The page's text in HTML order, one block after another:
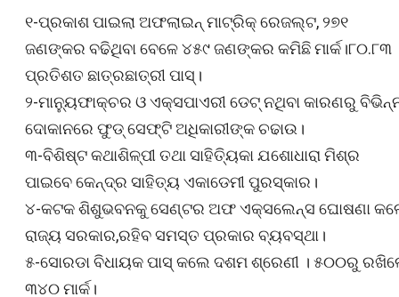
୧-ପ୍ରକାଶ ପାଇଲା ଅଫଲାଇନ୍ ମାଟ୍ରିକ୍ ରେଜଲ୍ଟ, ୨୭୧
ଜଣଙ୍କର ବଢିଥିବା ବେଳେ ୪୫୯ ଜଣଙ୍କର କମିଛି ମାର୍କ।୮୦.୮୩
ପ୍ରତିଶତ ଛାତ୍ରଛାତ୍ରୀ ପାସ୍।
୨-ମାନ୍ୟୁଫାକ୍‌ଚର ଓ ଏକ୍ସପାଏରୀ ଡେଟ୍ ନଥିବା କାରଣରୁ
ଦୋକାନରେ ଫୁଡ୍ ସେଫ୍ଟି ଅଧିକାରୀଙ୍କ ଚଢାଉ।
୩-ବିଶିଷ୍ଟ କଥାଶିଳ୍ପୀ ତଥା ସାହିତ୍ୟିକା ଯଶୋଧାରା ମିଶ୍ର
ପାଇବେ କେନ୍ଦ୍ର ସାହିତ୍ୟ ଏକାଡେମୀ ପୁରସ୍କାର।
୪-କଟକ ଶିଶୁଭବନକୁ ସେଣ୍ଟର ଅଫ ଏକ୍ସଲେନ୍ସ ଘୋଷଣା
ରାଜ୍ୟ ସରକାର,ରହିବ ସମସ୍ତ ପ୍ରକାର ବ୍ୟବସ୍ଥା।
୫-ସୋରଡା ବିଧାୟକ ପାସ୍ କଲେ ଦଶମ ଶ୍ରେଣୀ । ୫୦୦ରୁ
୩୪୦ ମାର୍କ।